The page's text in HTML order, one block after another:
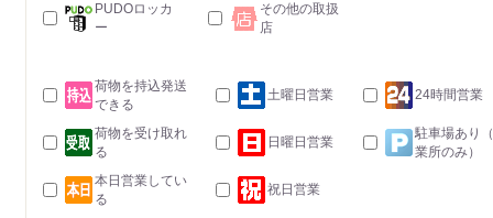
PUDOロッカ
ー
その他の取扱
店
荷物を持込発送
できる
土曜日営業 24時間営業
荷物を受け取れ
る
日曜日営業
駐車場あり
業所のみ）
本日営業してい
る
祝日営業